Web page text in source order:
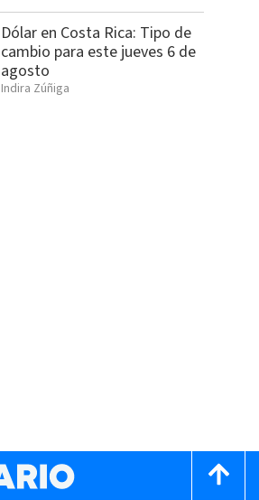
Dólar en Costa Rica: Tipo de
cambio para este jueves 6 de
agosto
Indira Zúñiga